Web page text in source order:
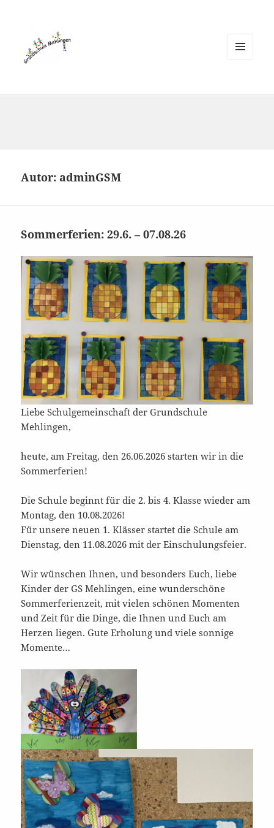
Autor: adminGSM
Sommerferien: 29.6. – 07.08.26
Liebe Schulgemeinschaft der Grundschule
Mehlingen,
heute, am Freitag, den 26.06.2026 starten wir in die
Sommerferien!
Die Schule beginnt für die 2. bis 4. Klasse wieder am
Montag, den 10.08.2026!
Für unsere neuen 1. Klässer startet die Schule am
Dienstag, den 11.08.2026 mit der Einschulungsfeier.
Wir wünschen Ihnen, und besonders Euch, liebe
Kinder der GS Mehlingen, eine wunderschöne
Sommerferienzeit, mit vielen schönen Momenten
und Zeit für die Dinge, die Ihnen und Euch am
Herzen liegen. Gute Erholung und viele sonnige
Momente…